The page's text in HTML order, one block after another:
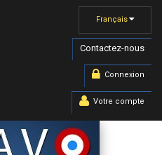
Français
Contactez-nous
Connexion
Votre compte